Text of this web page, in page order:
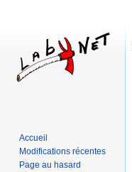
Accueil
Modifications récentes
Page au hasard